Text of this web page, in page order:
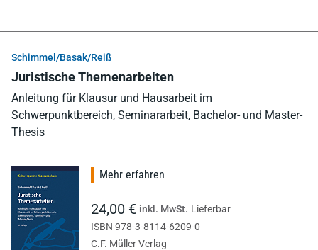
Schimmel/Basak/Reiß
Juristische Themenarbeiten
Anleitung für Klausur und Hausarbeit im
Schwerpunktbereich, Seminararbeit, Bachelor- und Master-
Thesis
Mehr erfahren
24,00 € inkl. MwSt. Lieferbar
ISBN 978-3-8114-6209-0
C.F. Müller Verlag